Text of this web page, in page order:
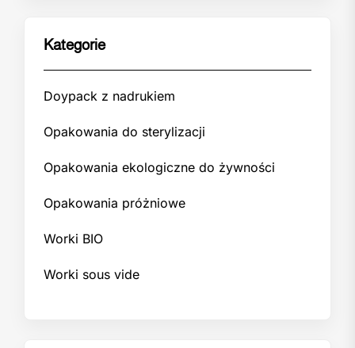
Kategorie
Doypack z nadrukiem
Opakowania do sterylizacji
Opakowania ekologiczne do żywności
Opakowania próżniowe
Worki BIO
Worki sous vide